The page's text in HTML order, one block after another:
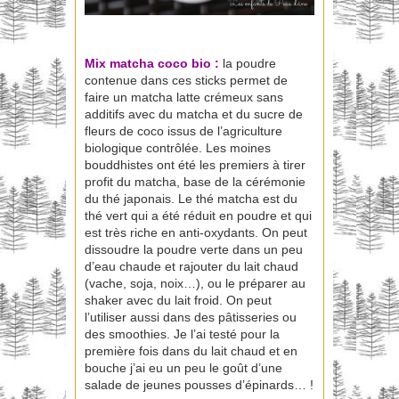
Mix matcha coco bio : la poudre
contenue dans ces sticks permet de
faire un matcha latte crémeux sans
additifs avec du matcha et du sucre de
fleurs de coco issus de l’agriculture
biologique contrôlée. Les moines
bouddhistes ont été les premiers à tirer
profit du matcha, base de la cérémonie
du thé japonais. Le thé matcha est du
thé vert qui a été réduit en poudre et qui
est très riche en anti-oxydants. On peut
dissoudre la poudre verte dans un peu
d’eau chaude et rajouter du lait chaud
(vache, soja, noix…), ou le préparer au
shaker avec du lait froid. On peut
l’utiliser aussi dans des pâtisseries ou
des smoothies. Je l’ai testé pour la
première fois dans du lait chaud et en
bouche j’ai eu un peu le goût d’une
salade de jeunes pousses d’épinards… !